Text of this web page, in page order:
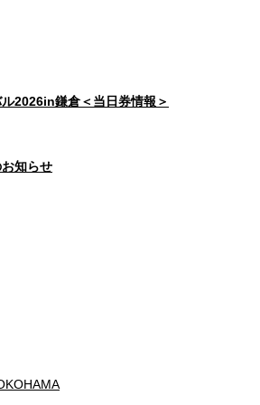
2026in鎌倉＜当日券情報＞
知らせ